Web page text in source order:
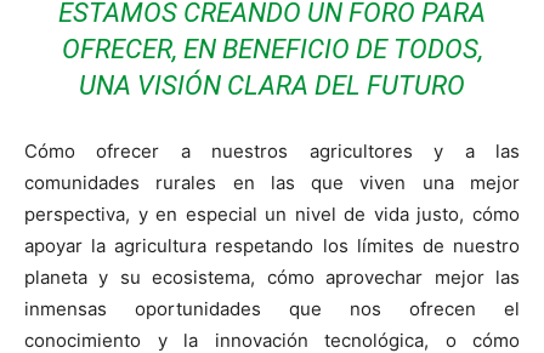
ESTAMOS CREANDO UN FORO PARA
OFRECER, EN BENEFICIO DE TODOS,
UNA VISIÓN CLARA DEL FUTURO
Cómo ofrecer a nuestros agricultores y a las
comunidades rurales en las que viven una mejor
perspectiva, y en especial un nivel de vida justo, cómo
apoyar la agricultura respetando los límites de nuestro
planeta y su ecosistema, cómo aprovechar mejor las
inmensas oportunidades que nos ofrecen el
conocimiento y la innovación tecnológica, o cómo